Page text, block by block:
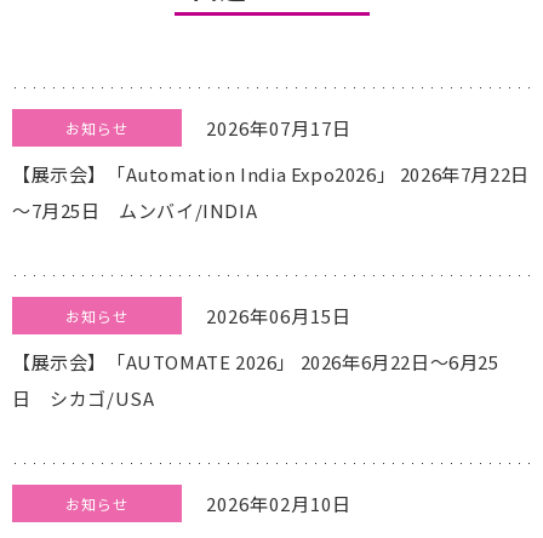
2026年07月17日
お知らせ
【展示会】「Automation India Expo2026」 2026年7月22日
～7月25日 ムンバイ/INDIA
2026年06月15日
お知らせ
【展示会】「AUTOMATE 2026」 2026年6月22日～6月25
日 シカゴ/USA
2026年02月10日
お知らせ